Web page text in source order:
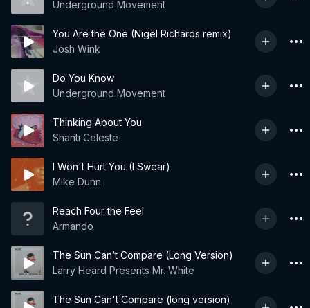
Underground Movement
You Are the One (Nigel Richards remix)
Josh Wink
Do You Know
Underground Movement
Thinking About You
Shanti Celeste
I Won't Hurt You (I Swear)
Mike Dunn
Reach Four the Feel
Armando
The Sun Can’t Compare (Long Version)
Larry Heard Presents Mr. White
The Sun Can't Compare (long version)